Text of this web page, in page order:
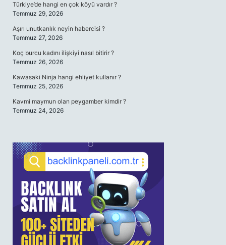
Türkiye’de hangi en çok köyü vardır ?
Temmuz 29, 2026
Aşırı unutkanlık neyin habercisi ?
Temmuz 27, 2026
Koç burcu kadını ilişkiyi nasıl bitirir ?
Temmuz 26, 2026
Kawasaki Ninja hangi ehliyet kullanır ?
Temmuz 25, 2026
Kavmi maymun olan peygamber kimdir ?
Temmuz 24, 2026